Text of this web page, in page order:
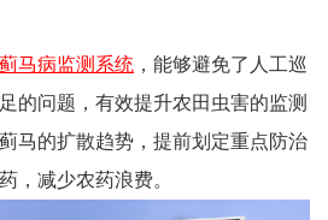
马病监测系统 ，能够避免了人工巡
的问题，有效提升农田虫害的监测
马的扩散趋势，提前划定重点防治
，减少农药浪费。